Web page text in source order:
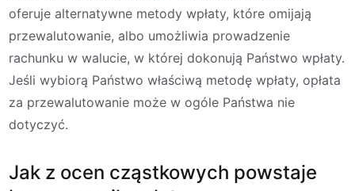
oferuje alternatywne metody wpłaty, które omijają
przewalutowanie, albo umożliwia prowadzenie
rachunku w walucie, w której dokonują Państwo wpłaty.
Jeśli wybiorą Państwo właściwą metodę wpłaty, opłata
za przewalutowanie może w ogóle Państwa nie
dotyczyć.
Jak z ocen cząstkowych powstaje